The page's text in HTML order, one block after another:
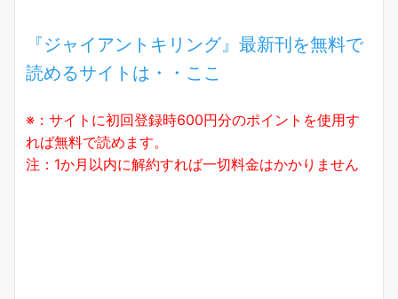
『ジャイアントキリング』最新刊を無料で
読めるサイトは・・ここ
※：サイトに初回登録時600円分のポイントを使用す
れば無料で読めます。
注：1か月以内に解約すれば一切料金はかかりません